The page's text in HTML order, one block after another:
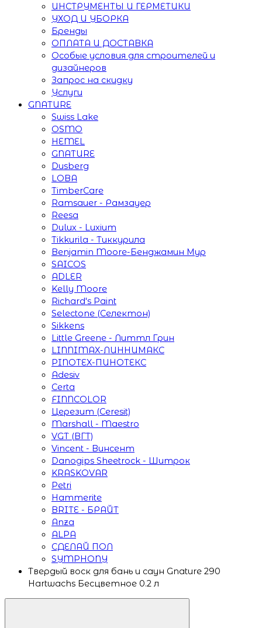
ИНСТРУМЕНТЫ И ГЕРМЕТИКИ
УХОД И УБОРКА
Бренды
ОПЛАТА И ДОСТАВКА
Особые условия для строителей и
дизайнеров
Запрос на скидку
Услуги
GNATURE
Swiss Lake
OSMO
HEMEL
GNATURE
Dusberg
LOBA
TimberCare
Ramsauer - Рамзауер
Reesa
Dulux - Luxium
Tikkurila - Тиккурила
Benjamin Moore-Бенджамин Мур
SAICOS
ADLER
Kelly Moore
Richard's Paint
Selectone (Селектон)
Sikkens
Little Greene - Литтл Грин
LINNIMAX-ЛИННИМАКС
PINOTEX-ПИНОТЕКС
Adesiv
Certa
FINNCOLOR
Церезит (Ceresit)
Marshall - Maestro
VGT (ВГТ)
Vincent - Винсент
Danogips Sheetrock - Шитрок
KRASKOVAR
Petri
Hammerite
BRITE - БРАЙТ
Anza
ALPA
СДЕЛАЙ ПОЛ
SYMPHONY
Твердый воск для бань и саун Gnature 290
Hartwachs Бесцветное 0.2 л